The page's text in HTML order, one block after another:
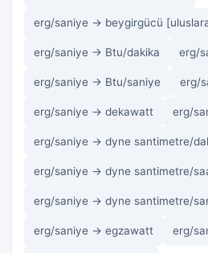
erg/saniye → beygirgücü
erg/saniye → Btu/dakika erg/
erg/saniye → Btu/saniye erg/
erg/saniye → dekawatt erg/
erg/saniye → dyne santimetre/
erg/saniye → dyne santimetre/
erg/saniye → dyne santimetre/
erg/saniye → egzawatt erg/